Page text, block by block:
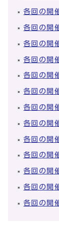
各回の開
各回の開
各回の開
各回の開
各回の開
各回の開
各回の開
各回の開
各回の開
各回の開
各回の開
各回の開
各回の開